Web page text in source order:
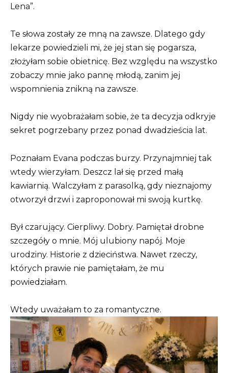
Lena”.
Te słowa zostały ze mną na zawsze. Dlatego gdy
lekarze powiedzieli mi, że jej stan się pogarsza,
złożyłam sobie obietnicę. Bez względu na wszystko
zobaczy mnie jako pannę młodą, zanim jej
wspomnienia znikną na zawsze.
Nigdy nie wyobrażałam sobie, że ta decyzja odkryje
sekret pogrzebany przez ponad dwadzieścia lat.
Poznałam Evana podczas burzy. Przynajmniej tak
wtedy wierzyłam. Deszcz lał się przed małą
kawiarnią. Walczyłam z parasolką, gdy nieznajomy
otworzył drzwi i zaproponował mi swoją kurtkę.
Był czarujący. Cierpliwy. Dobry. Pamiętał drobne
szczegóły o mnie. Mój ulubiony napój. Moje
urodziny. Historie z dzieciństwa. Nawet rzeczy,
których prawie nie pamiętałam, że mu
powiedziałam.
Wtedy uważałam to za romantyczne.